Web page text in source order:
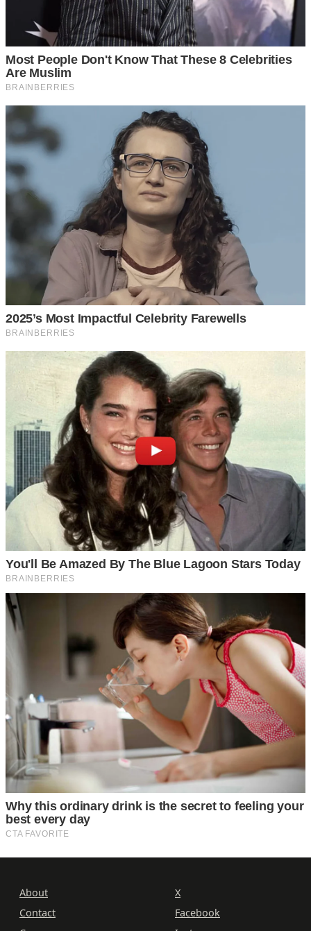
About
Contact
X
Facebook